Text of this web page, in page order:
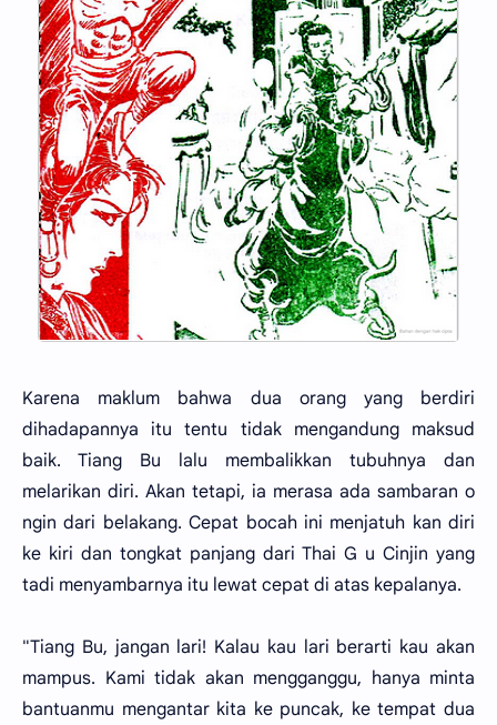
Karena maklum bahwa dua orang yang berdiri
dihadapannya itu tentu tidak mengandung maksud
baik. Tiang Bu lalu membalikkan tubuhnya dan
melarikan diri. Akan tetapi, ia merasa ada sambaran o
ngin dari belakang. Cepat bocah ini menjatuh kan diri
ke kiri dan tongkat panjang dari Thai G u Cinjin yang
tadi menyambarnya itu lewat cepat di atas kepalanya.
"Tiang Bu, jangan lari! Kalau kau lari berarti kau akan
mampus. Kami tidak akan mengganggu, hanya minta
bantuanmu mengantar kita ke puncak, ke tempat dua